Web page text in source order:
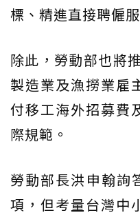
標、精進直接聘僱
除此，勞動部也將
製造業及漁撈業雇
付移工海外招募費
際規範。
勞動部長洪申翰詢
項，但考量台灣中